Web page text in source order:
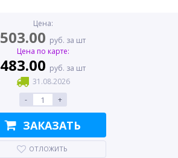
Цена:
503.00 руб. за шт
Цена по карте:
483.00 руб. за шт
31.08.2026
-
+
ЗАКАЗАТЬ
ОТЛОЖИТЬ